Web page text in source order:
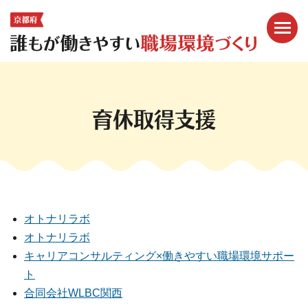
メニ
育休取得支援
オトナリラボ
オトナリラボ
キャリアコンサルティング×働きやすい職場環境サポー
ト
合同会社WLBC関西